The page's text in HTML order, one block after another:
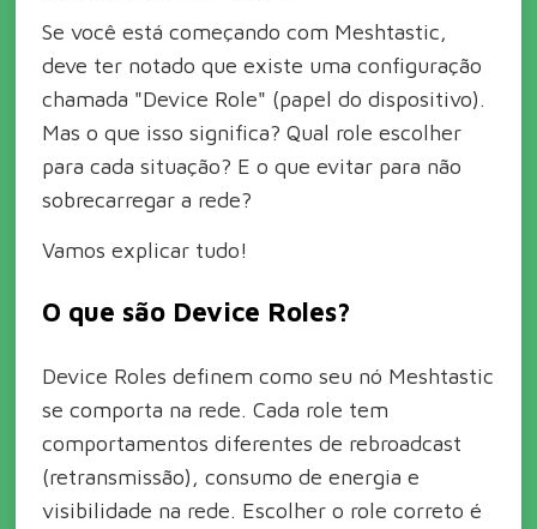
Se você está começando com Meshtastic,
deve ter notado que existe uma configuração
chamada "Device Role" (papel do dispositivo).
Mas o que isso significa? Qual role escolher
para cada situação? E o que evitar para não
sobrecarregar a rede?
Vamos explicar tudo!
O que são Device Roles?
Device Roles definem como seu nó Meshtastic
se comporta na rede. Cada role tem
comportamentos diferentes de rebroadcast
(retransmissão), consumo de energia e
visibilidade na rede. Escolher o role correto é